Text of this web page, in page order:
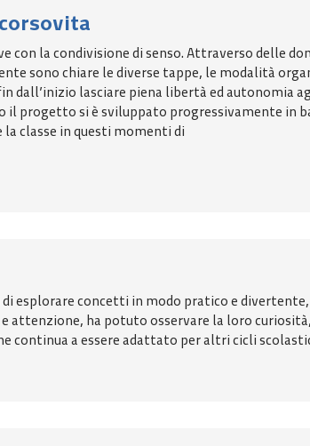
con la condivisione di senso. Attraverso delle
sono chiare le diverse tappe, le modalità
dall’inizio lasciare piena libertà ed autonomia
il progetto si è sviluppato progressivamente in
classe in questi momenti di
esplorare concetti in modo pratico e
attenzione, ha potuto osservare la loro
continua a essere adattato per altri cicli